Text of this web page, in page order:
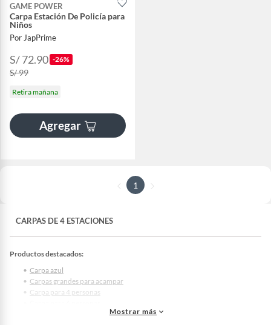
GAME POWER
Carpa Estación De Policía para
Niños
Por JapPrime
S/ 72.90 -26%
S/ 99
Retira mañana
Agregar
1
CARPAS DE 4 ESTACIONES
Productos destacados:
Carpa azul
Carpas grandes para acampar
Carpa para 4 personas
Carpas para acampar 2 personasMostrar más